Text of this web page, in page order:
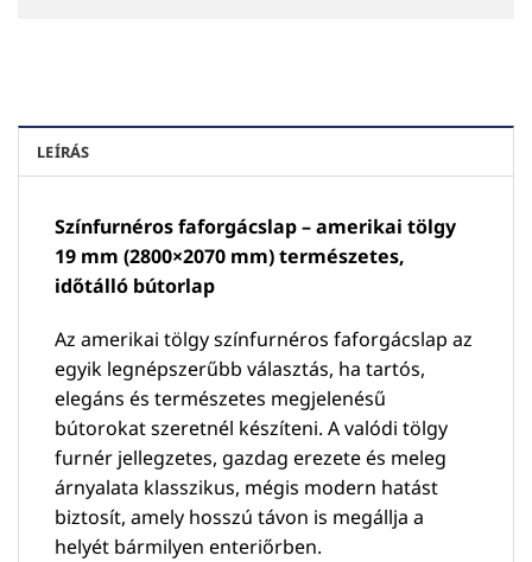
LEÍRÁS
Színfurnéros faforgácslap – amerikai tölgy
19 mm (2800×2070 mm) természetes,
időtálló bútorlap
Az amerikai tölgy színfurnéros faforgácslap az
egyik legnépszerűbb választás, ha tartós,
elegáns és természetes megjelenésű
bútorokat szeretnél készíteni. A valódi tölgy
furnér jellegzetes, gazdag erezete és meleg
árnyalata klasszikus, mégis modern hatást
biztosít, amely hosszú távon is megállja a
helyét bármilyen enteriőrben.